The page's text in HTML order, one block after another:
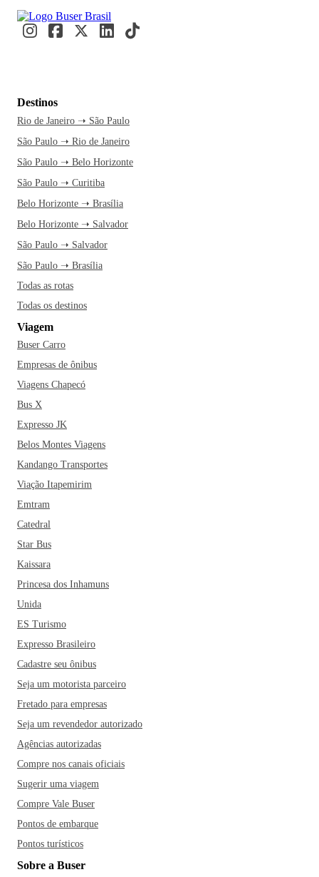
Destinos
Rio de Janeiro ➝ São Paulo
São Paulo ➝ Rio de Janeiro
São Paulo ➝ Belo Horizonte
São Paulo ➝ Curitiba
Belo Horizonte ➝ Brasília
Belo Horizonte ➝ Salvador
São Paulo ➝ Salvador
São Paulo ➝ Brasília
Todas as rotas
Todas os destinos
Viagem
Buser Carro
Empresas de ônibus
Viagens Chapecó
Bus X
Expresso JK
Belos Montes Viagens
Kandango Transportes
Viação Itapemirim
Emtram
Catedral
Star Bus
Kaissara
Princesa dos Inhamuns
Unida
ES Turismo
Expresso Brasileiro
Cadastre seu ônibus
Seja um motorista parceiro
Fretado para empresas
Seja um revendedor autorizado
Agências autorizadas
Compre nos canais oficiais
Sugerir uma viagem
Compre Vale Buser
Pontos de embarque
Pontos turísticos
Sobre a Buser